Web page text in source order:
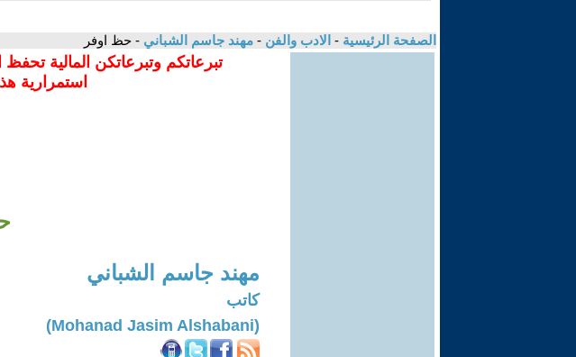
الصفحة الرئيسية - الادب والفن - مهند جاسم الشباني - حظ اوفر
تبرعاتكم وتبرعاتكن المالية
استمرارية
مهند جاسم الشباني
كاتب
(Mohanad Jasim Alshabani)